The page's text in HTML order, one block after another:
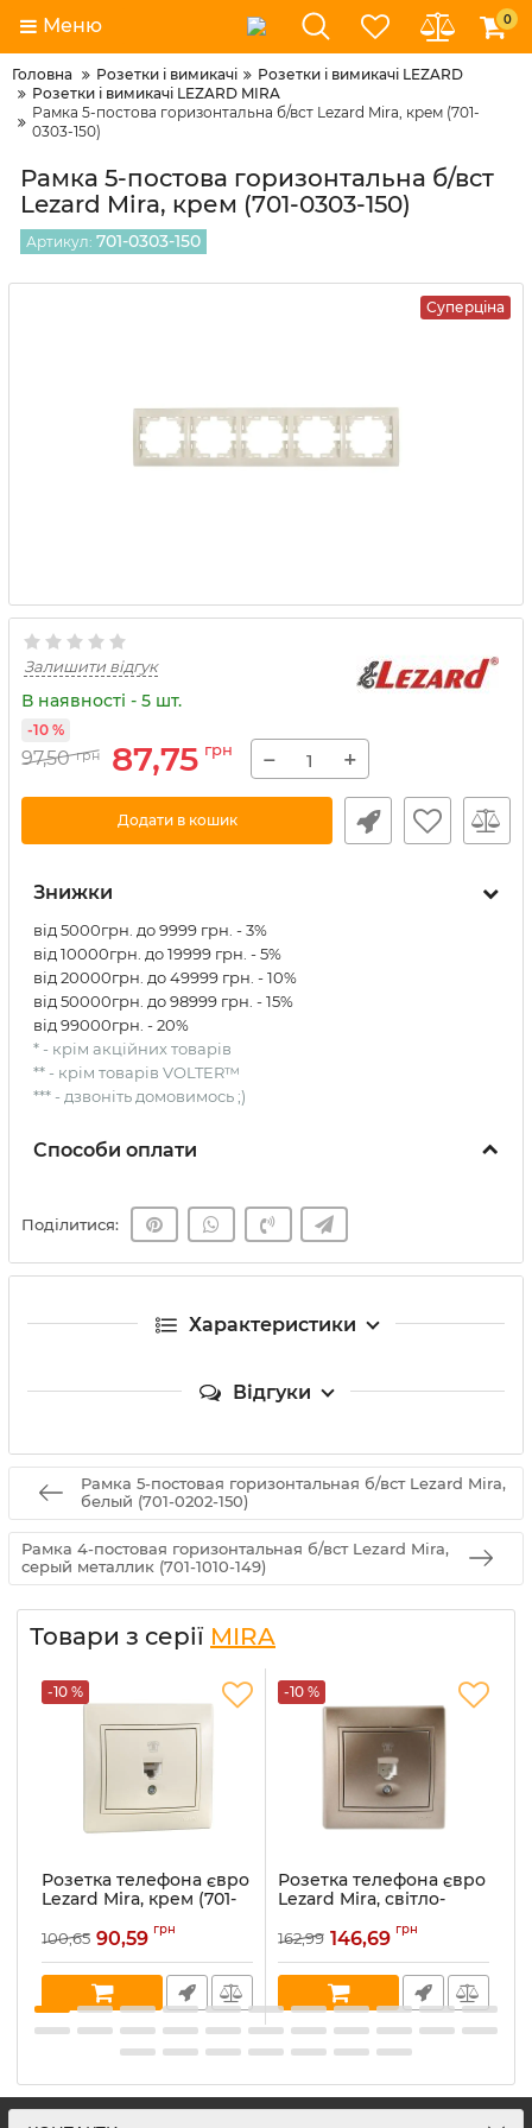
Меню 0
Головна Розетки і вимикачі
Розетки і вимикачі LEZARD
Розетки і вимикачі LEZARD MIRA
Рамка 5-постова горизонтальна б/вст Lezard Mira, крем (701-
0303-150)
Рамка 5-постова горизонтальна б/вст
Lezard Mira, крем (701-0303-150)
Артикул: 701-0303-150
Суперціна
Залишити відгук
В наявності - 5 шт.
97,50 грн 87,75 грн
-10 %
− +
Додати в кошик
Знижки
від 5000грн. до 9999 грн. - 3%
від 10000грн. до 19999 грн. - 5%
від 20000грн. до 49999 грн. - 10%
від 50000грн. до 98999 грн. - 15%
від 99000грн. - 20%
* - крім акційних товарів
** - крім товарів VOLTER™
*** - дзвоніть домовимось ;)
Способи оплати
Поділитися:
Характеристики
Відгуки
Рамка 5-постовая горизонтальная б/вст Lezard Mira,
белый (701-0202-150)
Рамка 4-постовая горизонтальная б/вст Lezard Mira,
серый металлик (701-1010-149)
Товари з серії MIRA
-10 %
Розетка телефона євро
Lezard Mira, крем (701-
Артикул:701-0303-137
В наявності:5
100,65 90,59 грн
-10 %
Розетка телефона євро
Lezard Mira, світло-
перламутр (701-3131-137)
Артикул:701-3131-137
В наявності:
162,99 146,69 грн